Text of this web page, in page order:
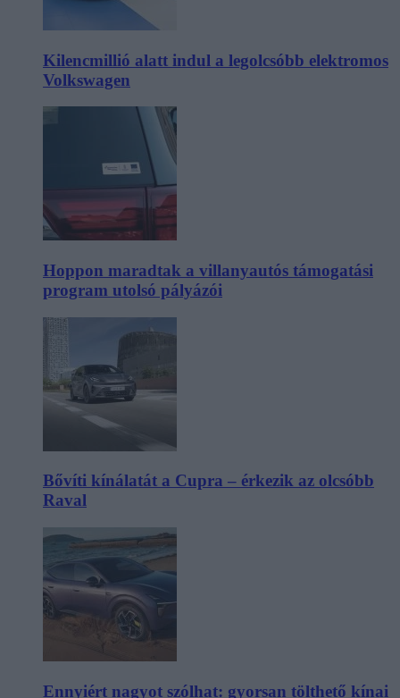
Kilencmillió alatt indul a legolcsóbb elektromos
Volkswagen
Hoppon maradtak a villanyautós támogatási
program utolsó pályázói
Bővíti kínálatát a Cupra – érkezik az olcsóbb
Raval
Ennyiért nagyot szólhat: gyorsan tölthető kínai